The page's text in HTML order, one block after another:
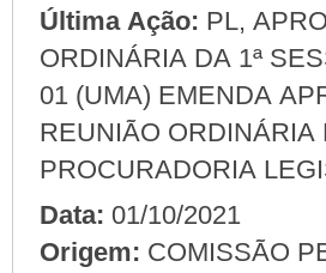
Última Ação: PL,
ORDINÁRIA DA 1ª
01 (UMA) EMENDA
REUNIÃO
PROCURADORIA
Data: 01/10/2021
Origem: